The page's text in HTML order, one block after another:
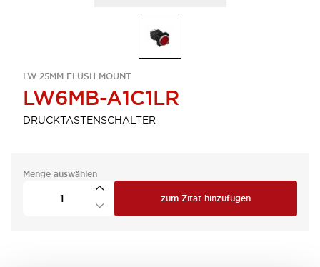
LW 25MM FLUSH MOUNT
LW6MB-A1C1LR
DRUCKTASTENSCHALTER
Menge auswählen
zum Zitat hinzufügen